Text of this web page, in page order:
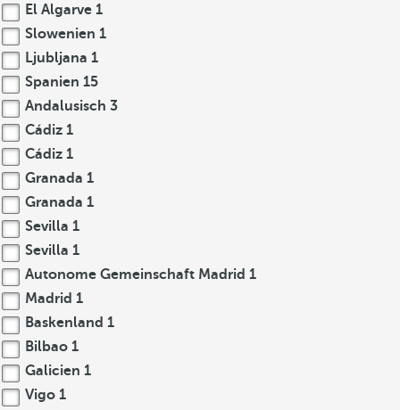
El Algarve 1
Slowenien 1
Ljubljana 1
Spanien 15
Andalusisch 3
Cádiz 1
Cádiz 1
Granada 1
Granada 1
Sevilla 1
Sevilla 1
Autonome Gemeinschaft Madrid 1
Madrid 1
Baskenland 1
Bilbao 1
Galicien 1
Vigo 1